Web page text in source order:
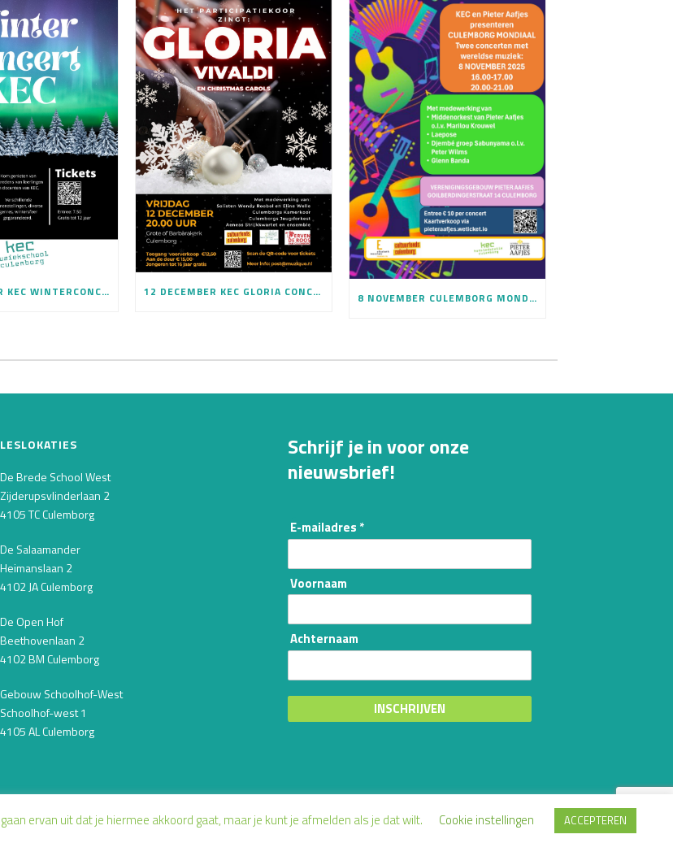
19 DECEMBER KEC WINTERCONCERT 12 DECEMBER KEC GLORIA CONCERT IN BARBARAKERK 8 NOVEMBER CULEMBORG MONDIAAL KAARTVERKOOP IS GESTART
LESLOKATIES
De Brede School West
Zijderupsvlinderlaan 2
4105 TC Culemborg
De Salaamander
Heimanslaan 2
4102 JA Culemborg
De Open Hof
Beethovenlaan 2
4102 BM Culemborg
Gebouw Schoolhof-West
Schoolhof-west 1
4105 AL Culemborg
Schrijf je in voor onze
nieuwsbrief!
E-mailadres *
Voornaam
Achternaam
INSCHRIJVEN
ervan uit dat je hiermee akkoord gaat, maar je kunt je afmelden als je dat wilt. Cookie instellingen ACCEPTEREN